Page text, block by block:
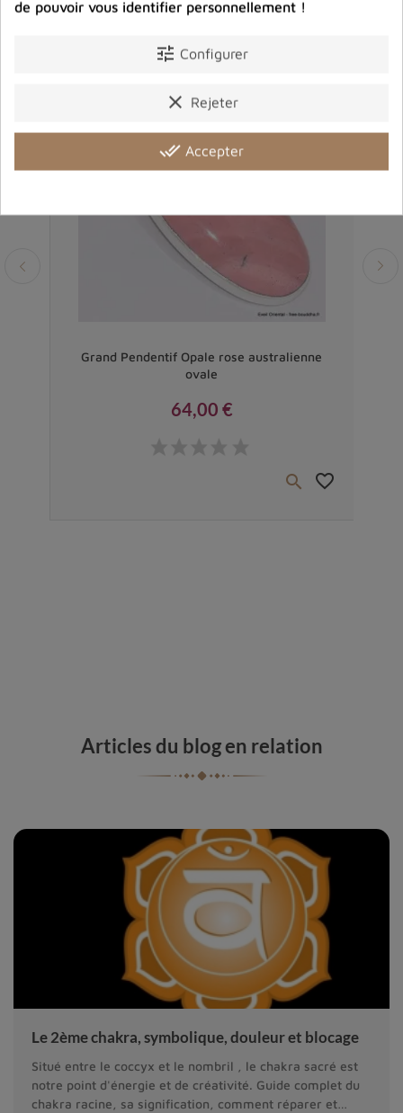
Grand Pendentif Opale rose australienne
ovale
64,00 €
 favorite_border
Articles du blog en relation
Le 2ème chakra, symbolique, douleur et blocage
Situé entre le coccyx et le nombril , le chakra sacré est
notre point d'énergie et de créativité. Guide complet du
chakra racine, sa signification, comment réparer et
de pouvoir vous identifier personnellement !
tune Configurer
clear Rejeter
done_all Accepter